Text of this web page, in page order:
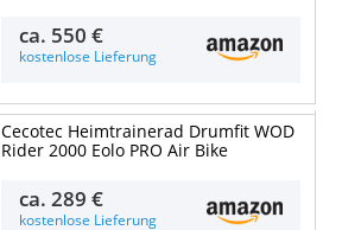
ca. 550 €
kostenlose Lieferung
Cecotec Heimtrainerad Drumfit WOD
Rider 2000 Eolo PRO Air Bike
ca.289 €
kostenlose Lieferung